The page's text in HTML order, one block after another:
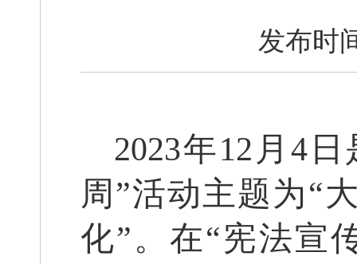
发布时
2023年12月4
周”活动主题为“
化”。在“宪法宣